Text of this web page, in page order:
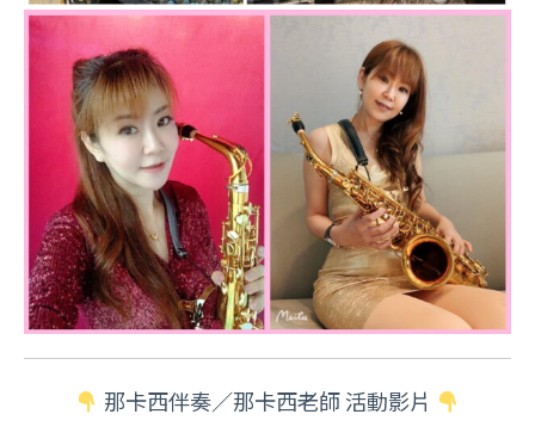
那卡西伴奏／那卡西老師 活動影片